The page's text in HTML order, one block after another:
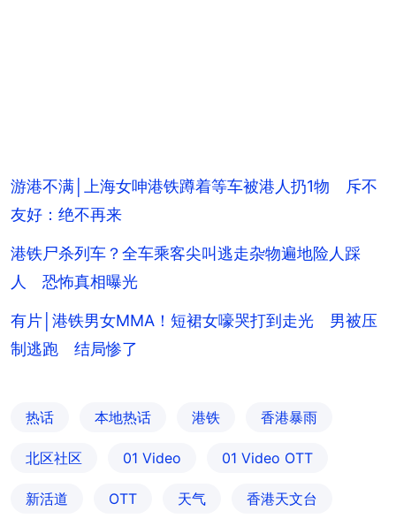
游港不满│上海女呻港铁蹲着等车被港人扔1物 斥不
友好：绝不再来
港铁尸杀列车？全车乘客尖叫逃走杂物遍地险人踩
人 恐怖真相曝光
有片│港铁男女MMA！短裙女嚎哭打到走光 男被压
制逃跑 结局惨了
热话 本地热话 港铁 香港暴雨
北区社区 01 Video 01‌ ‌Video‌ ‌OTT
新活道 OTT 天气 香港天文台